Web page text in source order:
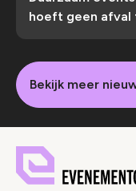
hoeft geen afval
Bekijk meer